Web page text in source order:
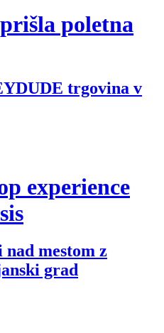
poletna
trgovina v
experience
mestom z
grad